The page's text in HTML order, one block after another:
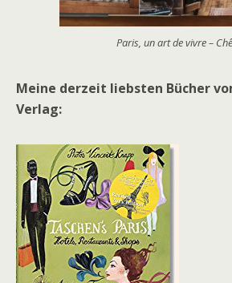
Paris, un art de vivre –
Meine derzeit liebsten Bücher
Verlag: